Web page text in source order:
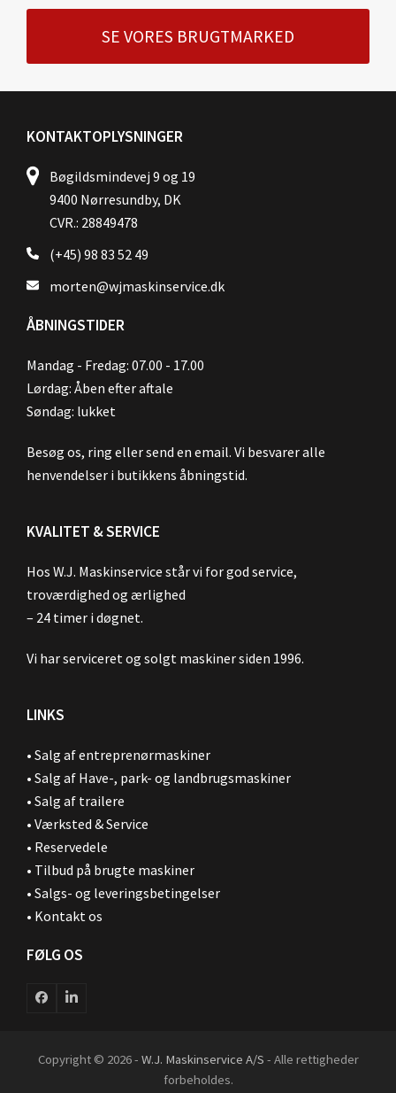
SE VORES BRUGTMARKED
KONTAKTOPLYSNINGER
Bøgildsmindevej 9 og 19
9400 Nørresundby, DK
CVR.: 28849478
(+45) 98 83 52 49
morten@wjmaskinservice.dk
ÅBNINGSTIDER
Mandag - Fredag: 07.00 - 17.00
Lørdag: Åben efter aftale
Søndag: lukket
Besøg os, ring eller send en email. Vi besvarer alle
henvendelser i butikkens åbningstid.
KVALITET & SERVICE
Hos W.J. Maskinservice står vi for god service,
troværdighed og ærlighed
– 24 timer i døgnet.
Vi har serviceret og solgt maskiner siden 1996.
LINKS
• Salg af entreprenørmaskiner
• Salg af Have-, park- og landbrugsmaskiner
• Salg af trailere
• Værksted & Service
• Reservedele
• Tilbud på brugte maskiner
• Salgs- og leveringsbetingelser
• Kontakt os
FØLG OS
FacebookLinkedIn
Copyright © 2026 - W.J. Maskinservice A/S - Alle rettigheder
forbeholdes.